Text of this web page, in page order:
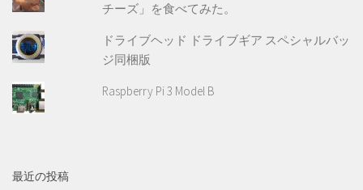
チーズ」を食べてみた。
ドライブヘッド ドライブギア スペシャルバッ
ジ同梱版
Raspberry Pi 3 Model B
最近の投稿